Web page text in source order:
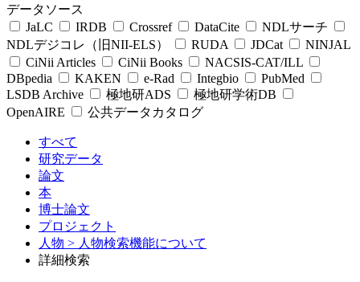
データソース
JaLC
IRDB Crossref DataCite
NDLサーチ
NDLデジコレ（旧NII-ELS）
RUDA JDCat
NINJAL
CiNii Articles
CiNii Books
NACSIS-CAT/ILL
DBpedia
KAKEN e-Rad Integbio
PubMed
LSDB Archive
極地研ADS
極地研学術DB
OpenAIRE
公共データカタログ
すべて
研究データ
論文
本
博士論文
プロジェクト
人物 > 人物検索機能について
詳細検索